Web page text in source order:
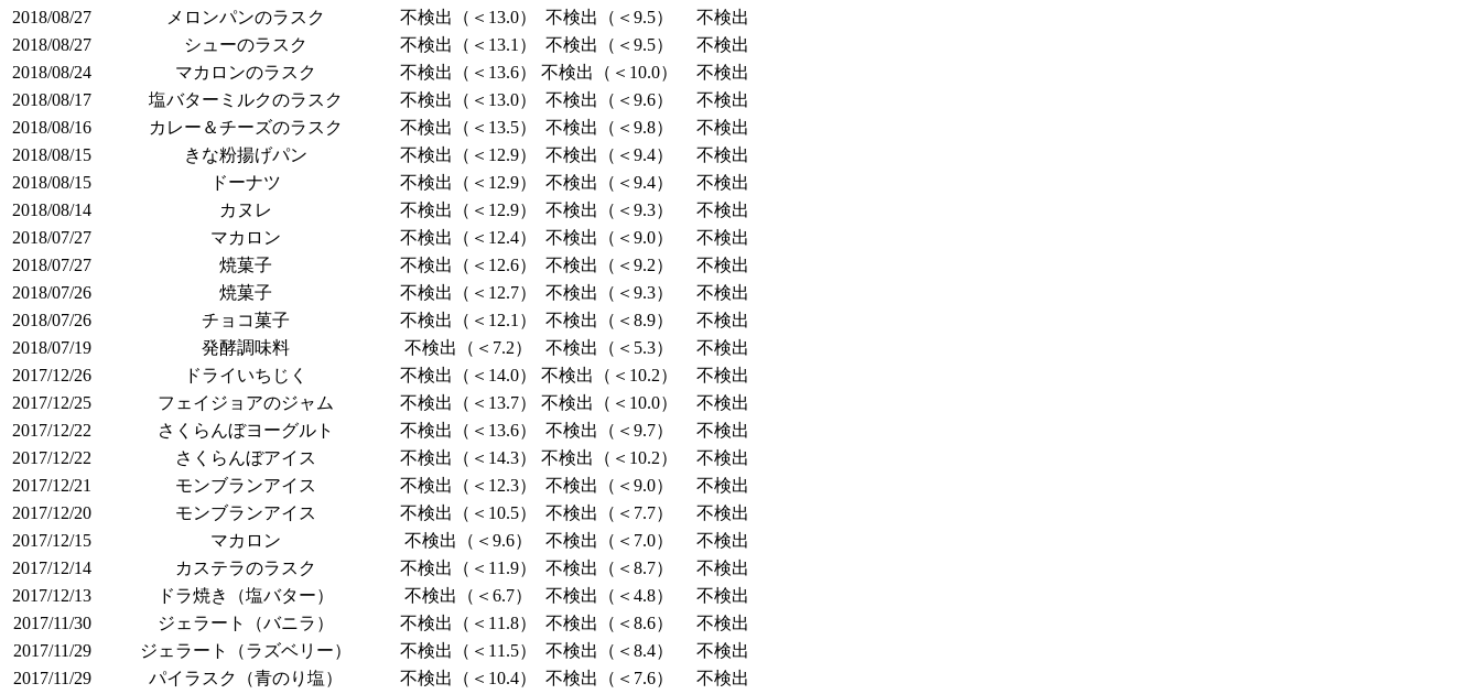
2018/08/27
メロンパンのラスク 不検出（＜13.0） 不検出（＜9.5）
不検出
2018/08/27
シューのラスク 不検出（＜13.1） 不検出（＜9.5）
不検出
2018/08/24
マカロンのラスク 不検出（＜13.6） 不検出（＜10.0）
不検出
2018/08/17
塩バターミルクのラスク 不検出（＜13.0） 不検出（＜9.6）
不検出
2018/08/16
カレー＆チーズのラスク 不検出（＜13.5） 不検出（＜9.8）
不検出
2018/08/15
きな粉揚げパン 不検出（＜12.9） 不検出（＜9.4）
不検出
2018/08/15
ドーナツ 不検出（＜12.9） 不検出（＜9.4）
不検出
2018/08/14
カヌレ 不検出（＜12.9） 不検出（＜9.3）
不検出
2018/07/27
マカロン 不検出（＜12.4） 不検出（＜9.0）
不検出
2018/07/27
焼菓子 不検出（＜12.6） 不検出（＜9.2）
不検出
2018/07/26
焼菓子 不検出（＜12.7） 不検出（＜9.3）
不検出
2018/07/26
チョコ菓子 不検出（＜12.1） 不検出（＜8.9）
不検出
2018/07/19
発酵調味料 不検出（＜7.2） 不検出（＜5.3）
不検出
2017/12/26
ドライいちじく 不検出（＜14.0） 不検出（＜10.2）
不検出
2017/12/25
フェイジョアのジャム 不検出（＜13.7） 不検出（＜10.0）
不検出
2017/12/22
さくらんぼヨーグルト 不検出（＜13.6） 不検出（＜9.7）
不検出
2017/12/22
さくらんぼアイス 不検出（＜14.3） 不検出（＜10.2）
不検出
2017/12/21
モンブランアイス 不検出（＜12.3） 不検出（＜9.0）
不検出
2017/12/20
モンブランアイス 不検出（＜10.5） 不検出（＜7.7）
不検出
2017/12/15
マカロン 不検出（＜9.6） 不検出（＜7.0）
不検出
2017/12/14
カステラのラスク 不検出（＜11.9） 不検出（＜8.7）
不検出
2017/12/13
ドラ焼き（塩バター） 不検出（＜6.7） 不検出（＜4.8）
不検出
2017/11/30
ジェラート（バニラ） 不検出（＜11.8） 不検出（＜8.6）
不検出
2017/11/29
ジェラート（ラズベリー） 不検出（＜11.5） 不検出（＜8.4）
不検出
2017/11/29
パイラスク（青のり塩） 不検出（＜10.4） 不検出（＜7.6）
不検出